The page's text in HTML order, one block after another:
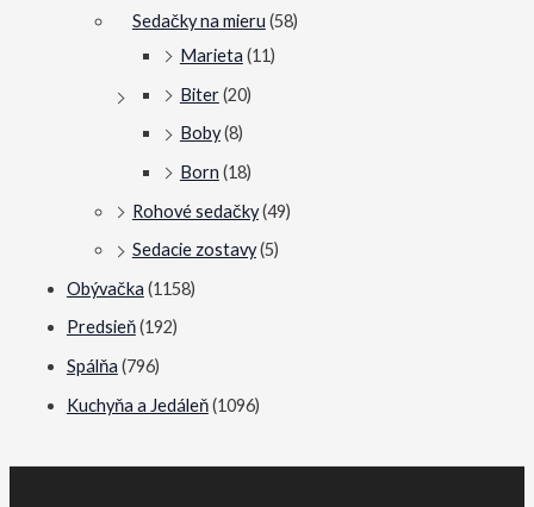
Sedačky na mieru (58)
Marieta (11)
Biter(20)
Boby(8)
Born (18)
Rohové sedačky(49)
Sedacie zostavy(5)
Obývačka (1158)
Predsieň(192)
Spálňa (796)
Kuchyňa a Jedáleň(1096)